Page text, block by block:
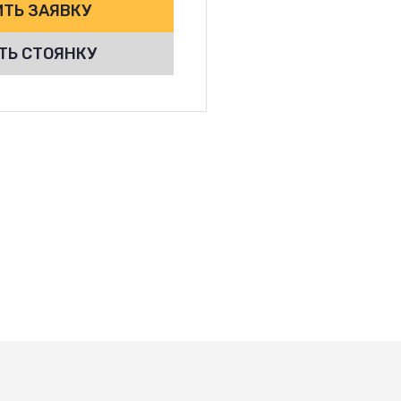
ЗАЯВКУ
СТОЯНКУ